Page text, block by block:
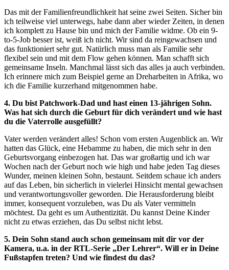
Das mit der Familienfreundlichkeit hat seine zwei Seiten. Sicher bin
ich teilweise viel unterwegs, habe dann aber wieder Zeiten, in denen
ich komplett zu Hause bin und mich der Familie widme. Ob ein 9-
to-5-Job besser ist, weiß ich nicht. Wir sind da reingewachsen und
das funktioniert sehr gut. Natürlich muss man als Familie sehr
flexibel sein und mit dem Flow gehen können. Man schafft sich
gemeinsame Inseln. Manchmal lässt sich das alles ja auch verbinden.
Ich erinnere mich zum Beispiel gerne an Dreharbeiten in Afrika, wo
ich die Familie kurzerhand mitgenommen habe.
4. Du bist Patchwork-Dad und hast einen 13-jährigen Sohn.
Was hat sich durch die Geburt für dich verändert und wie hast
du die Vaterrolle ausgefüllt?
Vater werden verändert alles! Schon vom ersten Augenblick an. Wir
hatten das Glück, eine Hebamme zu haben, die mich sehr in den
Geburtsvorgang einbezogen hat. Das war großartig und ich war
Wochen nach der Geburt noch wie high und habe jeden Tag dieses
Wunder, meinen kleinen Sohn, bestaunt. Seitdem schaue ich anders
auf das Leben, bin sicherlich in vielerlei Hinsicht mental gewachsen
und verantwortungsvoller geworden. Die Herausforderung bleibt
immer, konsequent vorzuleben, was Du als Vater vermitteln
möchtest. Da geht es um Authentizität. Du kannst Deine Kinder
nicht zu etwas erziehen, das Du selbst nicht lebst.
5. Dein Sohn stand auch schon gemeinsam mit dir vor der
Kamera, u.a. in der RTL-Serie „Der Lehrer“. Will er in Deine
Fußstapfen treten? Und wie findest du das?